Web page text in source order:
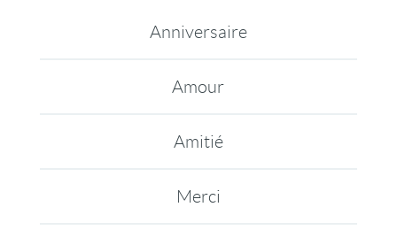
Anniversaire
Amour
Amitié
Merci